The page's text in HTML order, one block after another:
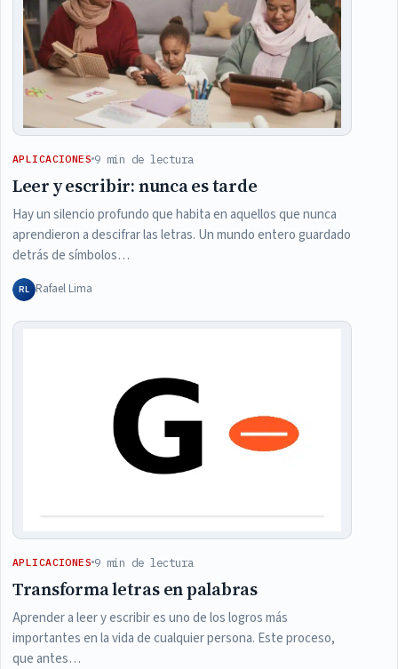
APLICACIONES 9 min de lectura
Leer y escribir: nunca es tarde
Hay un silencio profundo que habita en aquellos que nunca
aprendieron a descifrar las letras. Un mundo entero guardado
detrás de símbolos…
RL Rafael Lima
APLICACIONES 9 min de lectura
Transforma letras en palabras
Aprender a leer y escribir es uno de los logros más
importantes en la vida de cualquier persona. Este proceso,
que antes…